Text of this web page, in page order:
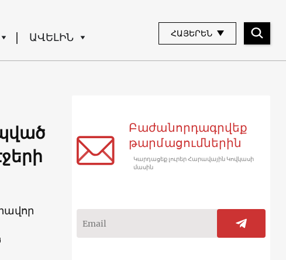
ԱՎԵԼԻՆ ՀԱՅԵՐԵՆ
Բաժանորդագրվեք
թարմացումներին
Կարդացեք լուրեր Հարավային Կովկասի
մասին